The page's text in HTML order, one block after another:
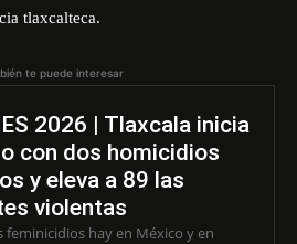
tlaxcalteca.
te puede interesar
2026 | Tlaxcala inicia
con dos homicidios
y eleva a 89 las
violentas
feminicidios hay en México y en